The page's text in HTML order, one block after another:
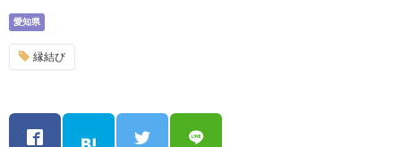
愛知県
縁結び